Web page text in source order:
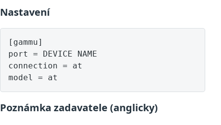
Nastavení
[gammu]
port = DEVICE NAME
connection = at
model = at
Poznámka zadavatele (anglicky)